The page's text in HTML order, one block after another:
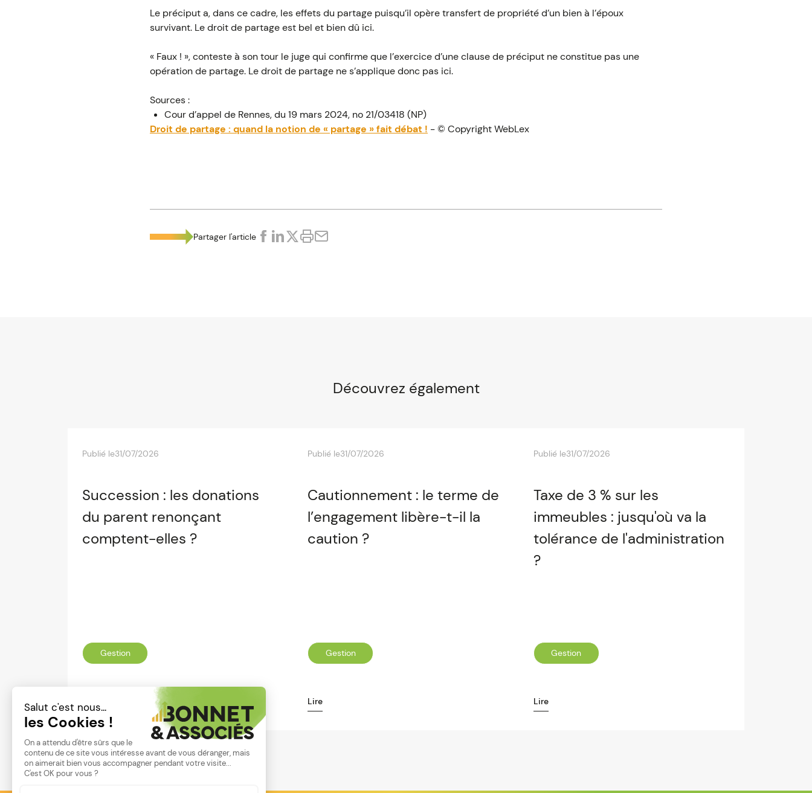
Le préciput a, dans ce cadre, les effets du partage puisqu’il opère transfert de propriété d’un bien à l’époux
survivant. Le droit de partage est bel et bien dû ici.
« Faux ! », conteste à son tour le juge qui confirme que l’exercice d’une clause de préciput ne constitue pas une
opération de partage. Le droit de partage ne s’applique donc pas ici.
Sources :
Cour d’appel de Rennes, du 19 mars 2024, no 21/03418 (NP)
Droit de partage : quand la notion de « partage » fait débat ! - © Copyright WebLex
Partager l'article
Découvrez également
Publié le31/07/2026
Succession : les donations
du parent renonçant
comptent-elles ?
Gestion
Publié le31/07/2026
Cautionnement : le terme de
l’engagement libère-t-il la
caution ?
Gestion
Lire
Publié le31/07/2026
Taxe de 3 % sur les
immeubles : jusqu'où va la
tolérance de l'administration
?
Gestion
Lire